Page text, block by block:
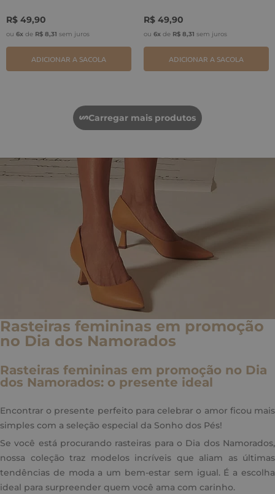
R$ 49,90
ou 6x de R$ 8,31 sem juros
ADICIONAR A SACOLA
R$ 49,90
ou 6x de R$ 8,31 sem juros
ADICIONAR A SACOLA
Rasteiras femininas em promoção
no Dia dos Namorados
Rasteiras femininas em promoção no Dia
dos Namorados: o presente ideal
Encontrar o presente perfeito para celebrar o amor ficou mais
simples com a seleção especial da Sonho dos Pés!
Se você está procurando rasteiras para o Dia dos Namorados,
nossa coleção traz modelos incríveis que aliam as últimas
tendências de moda a um bem-estar sem igual. É a escolha
ideal para surpreender quem você ama com carinho.